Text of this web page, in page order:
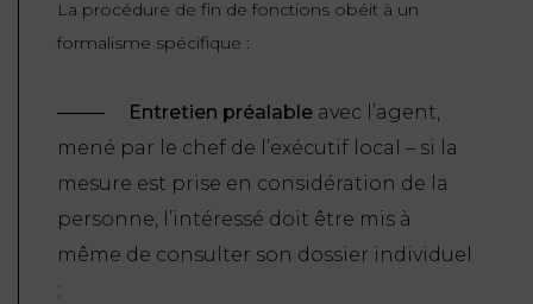
La procédure de fin de fonctions obéit à un
formalisme spécifique :
Entretien préalable avec l’agent,
mené par le chef de l’exécutif local – si la
mesure est prise en considération de la
personne, l’intéressé doit être mis à
même de consulter son dossier individuel
;